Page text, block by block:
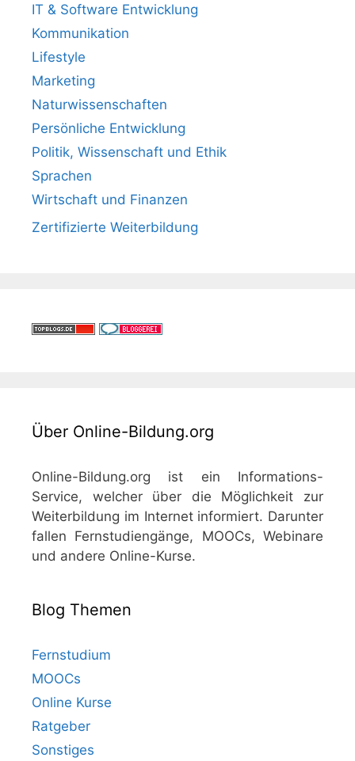
IT & Software Entwicklung
Kommunikation
Lifestyle
Marketing
Naturwissenschaften
Persönliche Entwicklung
Politik, Wissenschaft und Ethik
Sprachen
Wirtschaft und Finanzen
Zertifizierte Weiterbildung
Über Online-Bildung.org
Online-Bildung.org ist ein Informations-
Service, welcher über die Möglichkeit zur
Weiterbildung im Internet informiert. Darunter
fallen Fernstudiengänge, MOOCs, Webinare
und andere Online-Kurse.
Blog Themen
Fernstudium
MOOCs
Online Kurse
Ratgeber
Sonstiges